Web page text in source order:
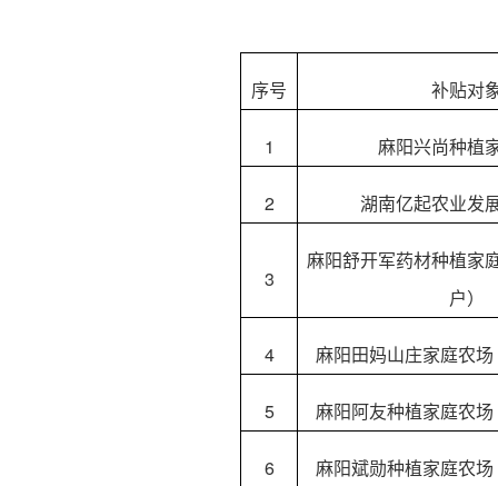
序号 补贴对
1 麻阳兴尚种植
2 湖南亿起农业发
3
麻阳舒开军药材种植家
户）
4 麻阳田妈山庄家庭农
5 麻阳阿友种植家庭农
6 麻阳斌勋种植家庭农